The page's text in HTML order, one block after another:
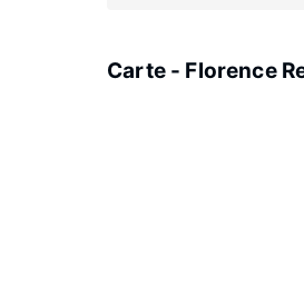
Carte - Florence